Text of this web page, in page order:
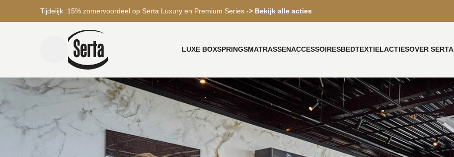
Tijdelijk: 15% zomervoordeel op Serta Luxury en Premium Series -> Bekijk alle acties
menu toggle
LUXE BOXSPRINGSMATRASSENACCESSOIRESBEDTEXTIELACTIESOVER SERTA